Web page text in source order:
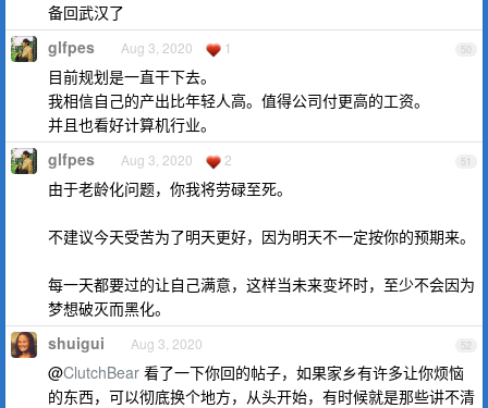
备回武汉了
50
glfpes Aug 3, 2020 1
目前规划是一直干下去。
我相信自己的产出比年轻人高。值得公司付更高的工资。
并且也看好计算机行业。
51
glfpes Aug 3, 2020 2
由于老龄化问题，你我将劳碌至死。
不建议今天受苦为了明天更好，因为明天不一定按你的预期来。
每一天都要过的让自己满意，这样当未来变坏时，至少不会因为
梦想破灭而黑化。
52
shuigui Aug 3, 2020
@ClutchBear 看了一下你回的帖子，如果家乡有许多让你烦恼
的东西，可以彻底换个地方，从头开始，有时候就是那些讲不清